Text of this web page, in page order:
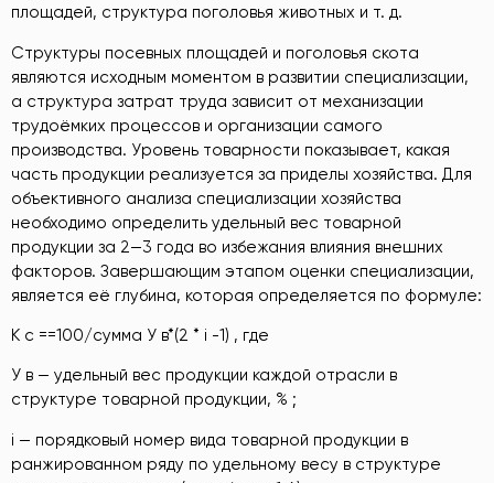
площадей, структура поголовья животных и т. д.
Структуры посевных площадей и поголовья скота
являются исходным моментом в развитии специализации,
а структура затрат труда зависит от механизации
трудоёмких процессов и организации самого
производства. Уровень товарности показывает, какая
часть продукции реализуется за приделы хозяйства. Для
объективного анализа специализации хозяйства
необходимо определить удельный вес товарной
продукции за 2—3 года во избежания влияния внешних
факторов. Завершающим этапом оценки специализации,
является её глубина, которая определяется по формуле:
К с ==100/сумма У в*(2 * i -1) , где
У в — удельный вес продукции каждой отрасли в
структуре товарной продукции, % ;
i — порядковый номер вида товарной продукции в
ранжированном ряду по удельному весу в структуре